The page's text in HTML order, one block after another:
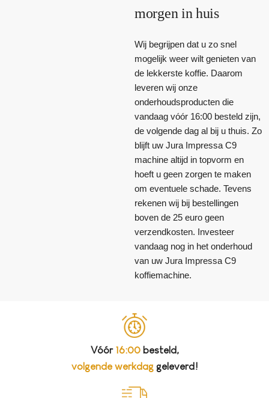
morgen in huis
Wij begrijpen dat u zo snel
mogelijk weer wilt genieten van
de lekkerste koffie. Daarom
leveren wij onze
onderhoudsproducten die
vandaag vóór 16:00 besteld zijn,
de volgende dag al bij u thuis. Zo
blijft uw Jura Impressa C9
machine altijd in topvorm en
hoeft u geen zorgen te maken
om eventuele schade. Tevens
rekenen wij bij bestellingen
boven de 25 euro geen
verzendkosten. Investeer
vandaag nog in het onderhoud
van uw Jura Impressa C9
koffiemachine.
Vóór 16:00besteld,
volgende werkdaggeleverd!